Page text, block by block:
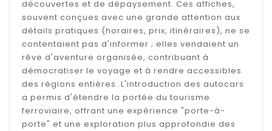
découvertes et de dépaysement. Ces affiches,
souvent conçues avec une grande attention aux
détails pratiques (horaires, prix, itinéraires), ne se
contentaient pas d'informer ; elles vendaient un
rêve d'aventure organisée, contribuant à
démocratiser le voyage et à rendre accessibles
des régions entières. L'introduction des autocars
a permis d'étendre la portée du tourisme
ferroviaire, offrant une expérience "porte-à-
porte" et une exploration plus approfondie des